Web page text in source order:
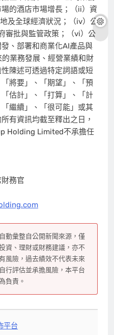
的酒店市場增長；（ii）資
及全球經濟狀況；（iv）公
審批與監管政策；（vi）公
、部署和商業化AI產品與
業務發展、經營業績和財
陳述可透過特定詞語或短
將要」、「期望」、「預
估計」、「打算」、「計
繼續」、「很可能」或其
有資訊均截至釋出之日，
Holding Limited不承擔任
務官
動彙整自公開新聞來源，僅
資、理財或財務建議，亦不
風險，過去績效不代表未來
行評估並承擔風險，本平台
負責。
平台